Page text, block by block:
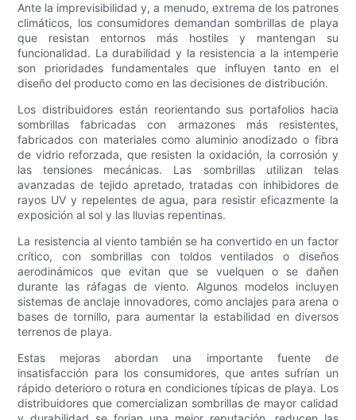
Ante la imprevisibilidad y, a menudo, extrema de los patrones
climáticos, los consumidores demandan sombrillas de playa
que resistan entornos más hostiles y mantengan su
funcionalidad. La durabilidad y la resistencia a la intemperie
son prioridades fundamentales que influyen tanto en el
diseño del producto como en las decisiones de distribución.
Los distribuidores están reorientando sus portafolios hacia
sombrillas fabricadas con armazones más resistentes,
fabricados con materiales como aluminio anodizado o fibra
de vidrio reforzada, que resisten la oxidación, la corrosión y
las tensiones mecánicas. Las sombrillas utilizan telas
avanzadas de tejido apretado, tratadas con inhibidores de
rayos UV y repelentes de agua, para resistir eficazmente la
exposición al sol y las lluvias repentinas.
La resistencia al viento también se ha convertido en un factor
crítico, con sombrillas con toldos ventilados o diseños
aerodinámicos que evitan que se vuelquen o se dañen
durante las ráfagas de viento. Algunos modelos incluyen
sistemas de anclaje innovadores, como anclajes para arena o
bases de tornillo, para aumentar la estabilidad en diversos
terrenos de playa.
Estas mejoras abordan una importante fuente de
insatisfacción para los consumidores, que antes sufrían un
rápido deterioro o rotura en condiciones típicas de playa. Los
distribuidores que comercializan sombrillas de mayor calidad